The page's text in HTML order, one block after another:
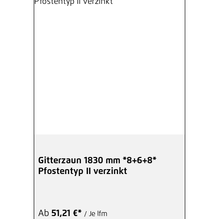
Gitterzaun 1830 mm *8+6+8*
Pfostentyp II verzinkt
Ab 51,21 €* / Je lfm